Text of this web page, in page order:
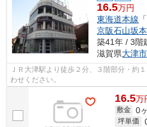
16.5万円
東海道本線 「
京阪石山坂
築41年 / 3階
滋賀県大津市
ＪＲ大津駅より徒歩２分、３階部分・約
わせください。
16.5万
敷金 0
坪単価